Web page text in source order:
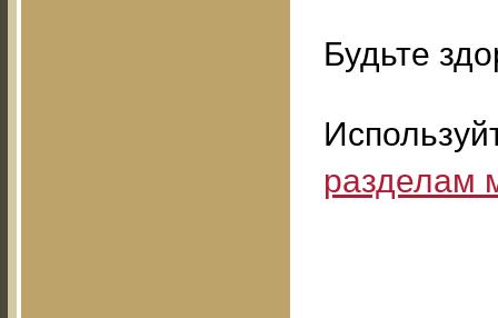
Будьте
разделам